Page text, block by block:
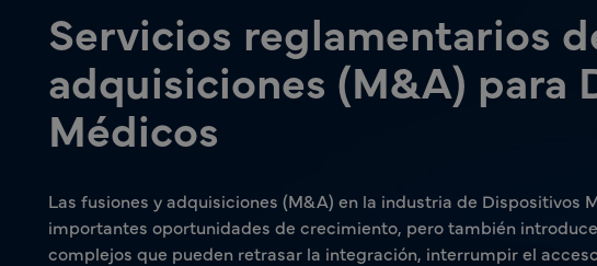
Servicios reglamentarios
adquisiciones (M&A) para
Médicos
Las fusiones y adquisiciones (M&A) en la industria de Dispositivos
importantes oportunidades de crecimiento, pero también
complejos que pueden retrasar la integración, interrumpir el